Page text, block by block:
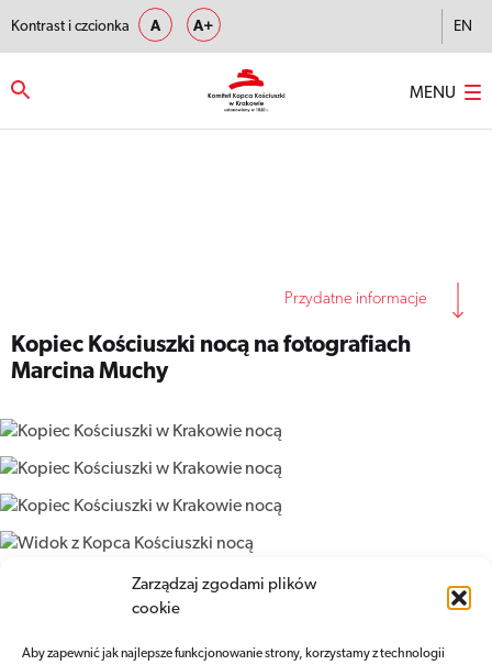
Zarządzaj zgodami plików
cookie
Aby zapewnić jak najlepsze funkcjonowanie strony, korzystamy z technologii
Kontrast i czcionka A A+ EN
MENU
Przydatne informacje
Kopiec Kościuszki nocą na fotografiach
Marcina Muchy